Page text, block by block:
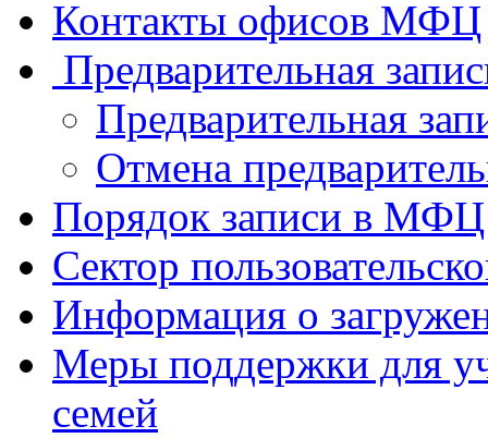
Контакты офисов МФЦ
Предварительная
Предварительная
Отмена
Порядок записи в МФЦ
Сектор
Информация о
Меры поддержки для
семей